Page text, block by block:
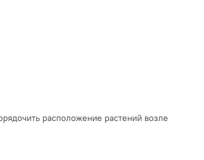
расположение растений возле